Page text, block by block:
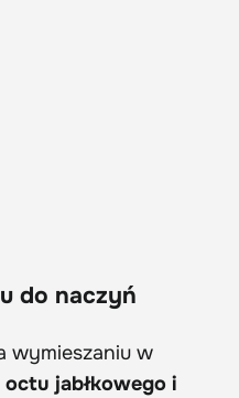
do naczyń
wymieszaniu w
octu jabłkowego i